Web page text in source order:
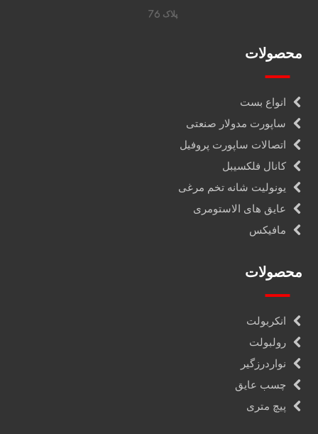
پلاک 76
محصولات
انواع بست
ساپورت مدولار صنعتی
اتصالات ساپورت پروفیل
کانال فلکسیبل
یونولیت شانه تخم مرغی
عایق های الاستومری
مافیکس
محصولات
انکربولت
رولبولت
نواردرزگیر
چسب عایق
پیچ متری